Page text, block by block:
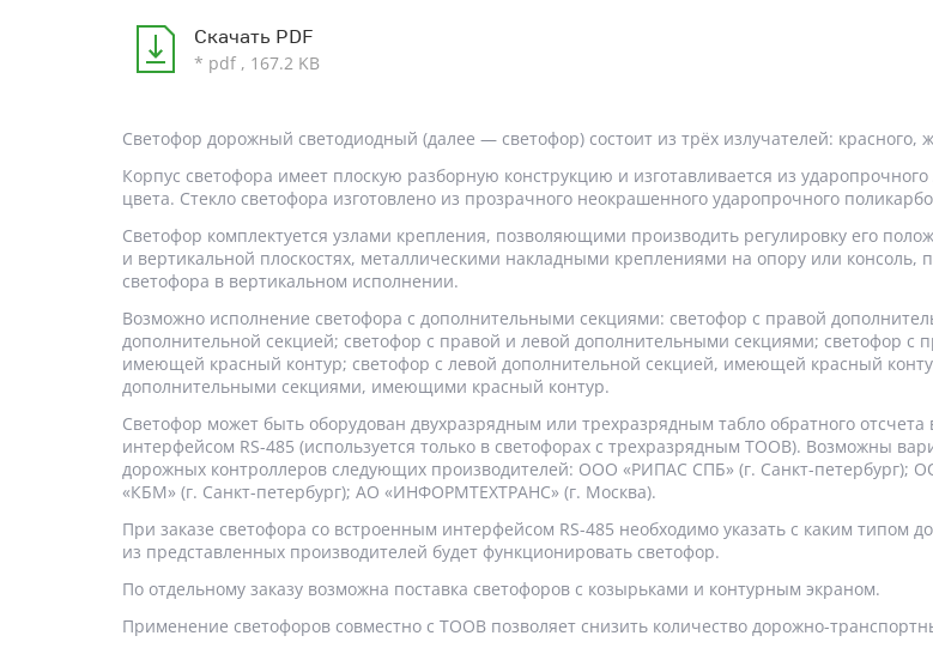
Скачать PDF
* pdf , 167.2 KB
Светофор дорожный светодиодный (далее — светофор) состоит из трёх излучателей: красного,
Корпус светофора имеет плоскую разборную конструкцию и изготавливается из
цвета. Стекло светофора изготовлено из прозрачного неокрашенного ударопрочного
Светофор комплектуется узлами крепления, позволяющими производить регулировку его
и вертикальной плоскостях, металлическими накладными креплениями на опору или консоль,
светофора в вертикальном исполнении.
Возможно исполнение светофора с дополнительными секциями: светофор с правой
дополнительной секцией; светофор с правой и левой дополнительными секциями; светофор с
имеющей красный контур; светофор с левой дополнительной секцией, имеющей красный
дополнительными секциями, имеющими красный контур.
Светофор может быть оборудован двухразрядным или трехразрядным табло обратного
интерфейсом RS-485 (используется только в светофорах с трехразрядным ТООВ). Возможны
дорожных контроллеров следующих производителей: ООО «РИПАС СПБ» (г. Санкт-петербург);
«КБМ» (г. Санкт-петербург); АО «ИНФОРМТЕХТРАНС» (г. Москва).
При заказе светофора со встроенным интерфейсом RS-485 необходимо указать с каким типом
из представленных производителей будет функционировать светофор.
По отдельному заказу возможна поставка светофоров с козырьками и контурным экраном.
Применение светофоров совместно с ТООВ позволяет снизить количество дорожно-